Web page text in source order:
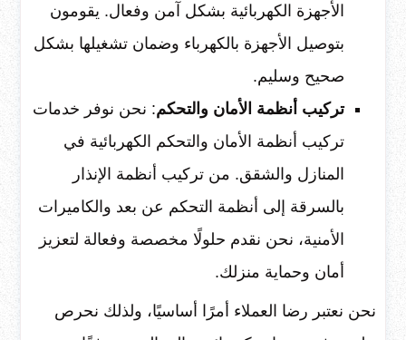
الأجهزة الكهربائية بشكل آمن وفعال. يقومون
بتوصيل الأجهزة بالكهرباء وضمان تشغيلها بشكل
صحيح وسليم.
تركيب أنظمة الأمان والتحكم: نحن نوفر خدمات
تركيب أنظمة الأمان والتحكم الكهربائية في
المنازل والشقق. من تركيب أنظمة الإنذار
بالسرقة إلى أنظمة التحكم عن بعد والكاميرات
الأمنية، نحن نقدم حلولًا مخصصة وفعالة لتعزيز
أمان وحماية منزلك.
نحن نعتبر رضا العملاء أمرًا أساسيًا، ولذلك نحرص